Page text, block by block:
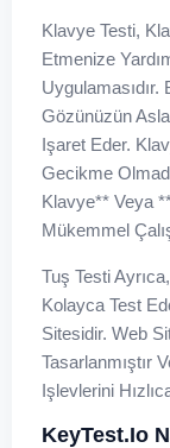
Klavye Testi,
Etmenize
Gözünüzün
Işaret Eder.
Gecikme
Klavye** Veya
Mükemmel
Tuş Testi
Kolayca Test
Sitesidir. Web
Tasarlanmıştır
Işlevlerini
KeyTest.io